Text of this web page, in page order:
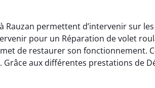
Rauzan permettent d’intervenir sur
pour un Réparation de volet
de restaurer son fonctionnement.
aux différentes prestations de